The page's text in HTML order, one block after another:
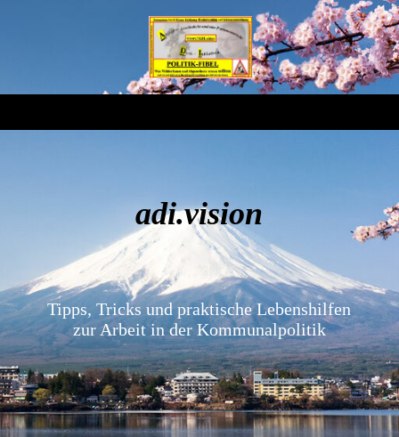
adi.vision
Tipps, Tricks und praktische Lebenshilfen
zur Arbeit in der Kommunalpolitik